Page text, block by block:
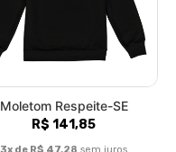
Moletom Respeite-SE
R$ 141,85
3x de R$ 47,28 sem juros